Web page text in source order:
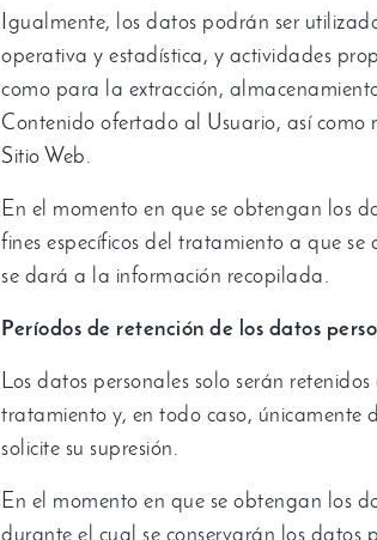
Igualmente, los datos podrán ser
operativa y estadística, y actividades
como para la extracción,
Contenido ofertado al Usuario, así como
Sitio Web.
En el momento en que se obtengan los
fines específicos del tratamiento a que
se dará a la información recopilada.
Períodos de retención de los datos
Los datos personales solo serán
tratamiento y, en todo caso, únicamente
solicite su supresión.
En el momento en que se obtengan los